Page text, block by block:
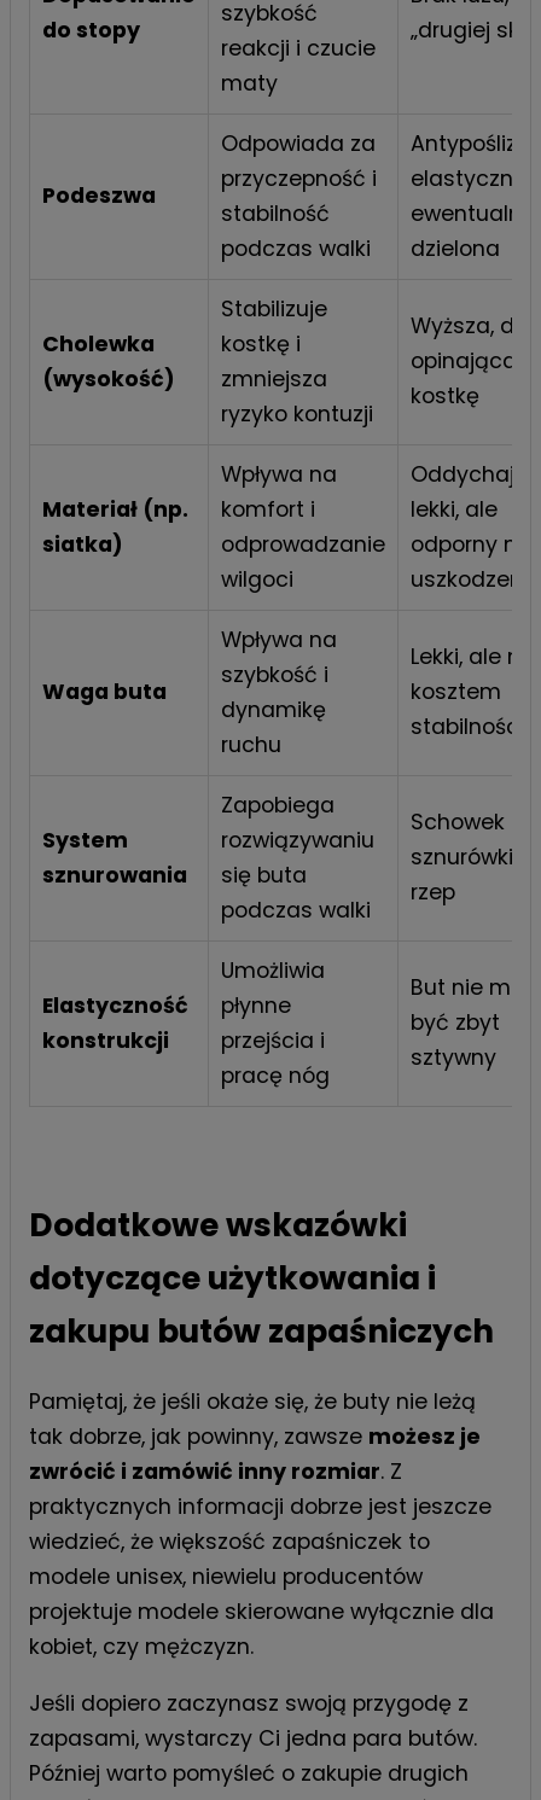
do stopy
szybkość
reakcji i czucie
maty
„drugiej
Podeszwa
Odpowiada za
przyczepność i
stabilność
podczas walki
elastyczna,
ewentualnie
dzielona
Cholewka
(wysokość)
Stabilizuje
kostkę i
zmniejsza
ryzyko kontuzji
Wyższa,
opinająca
kostkę
Materiał (np.
siatka)
Wpływa na
komfort i
odprowadzanie
wilgoci
lekki, ale
odporny na
uszkodzenia
Waga buta
Wpływa na
szybkość i
dynamikę
ruchu
Lekki, ale nie
kosztem
stabilności
System
sznurowania
Zapobiega
rozwiązywaniu
się buta
podczas walki
Schowek na
sznurówki
rzep
Elastyczność
konstrukcji
Umożliwia
płynne
przejścia i
pracę nóg
But nie
być zbyt
sztywny
Dodatkowe wskazówki
dotyczące użytkowania i
zakupu butów zapaśniczych
Pamiętaj, że jeśli okaże się, że buty nie leżą
tak dobrze, jak powinny, zawsze możesz je
zwrócić i zamówić inny rozmiar. Z
praktycznych informacji dobrze jest jeszcze
wiedzieć, że większość zapaśniczek to
modele unisex, niewielu producentów
projektuje modele skierowane wyłącznie dla
kobiet, czy mężczyzn.
Jeśli dopiero zaczynasz swoją przygodę z
zapasami, wystarczy Ci jedna para butów.
Później warto pomyśleć o zakupie drugich